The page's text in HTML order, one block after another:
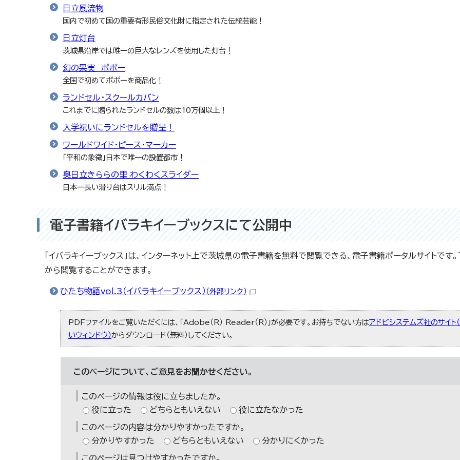
日立風流物
国内で初めて国の重要有形民俗文化財に指定された伝統芸能！
日立灯台
茨城県沿岸では唯一の巨大なレンズを使用した灯台！
幻の果実 ポポー
全国で初めてポポーを商品化！
ランドセル・スクールカバン
これまでに贈られたランドセルの数は10万個以上！
入学祝いにランドセルを贈呈！
ワールドワイド・ピース・マーカー
「平和の象徴」日本で唯一の設置都市！
奥日立きららの里 わくわくスライダー
日本一長い滑り台はスリル満点！
電子書籍イバラキイーブックスにて公開中
「イバラキイーブックス」は、インターネット上で茨城県の電子書籍を無料で閲覧できる、電子書籍ポータルサイトです
から閲覧することができます。
ひたち物語vol.3（イバラキイーブックス） （外部リンク）
PDFファイルをご覧いただくには、「Adobe（R） Reader（R）」が必要です。お持ちでない方はアドビシステムズ社のサイト
いウィンドウ）からダウンロード（無料）してください。
このページについて、ご意見をお聞かせください。
このページの情報は役に立ちましたか。
役に立った
どちらともいえない 役に立たなかった
このページの内容は分かりやすかったですか。
分かりやすかった
どちらともいえない 分かりにくかった
このページは見つけやすかったですか。